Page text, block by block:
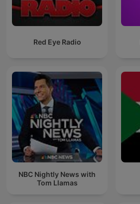
Red Eye Radio
NBC Nightly News with
Tom Llamas